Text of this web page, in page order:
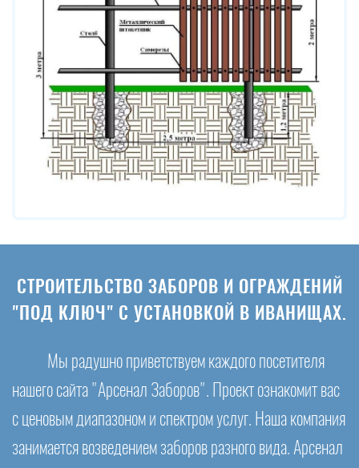
СТРОИТЕЛЬСТВО ЗАБОРОВ И ОГРАЖДЕНИЙ
"ПОД КЛЮЧ" С УСТАНОВКОЙ В ИВАНИЩАХ.
Мы радушно приветствуем каждого посетителя
нашего сайта "Арсенал Заборов". Проект ознакомит вас
с ценовым диапазоном и спектром услуг. Наша компания
занимается возведением заборов разного вида. Арсенал